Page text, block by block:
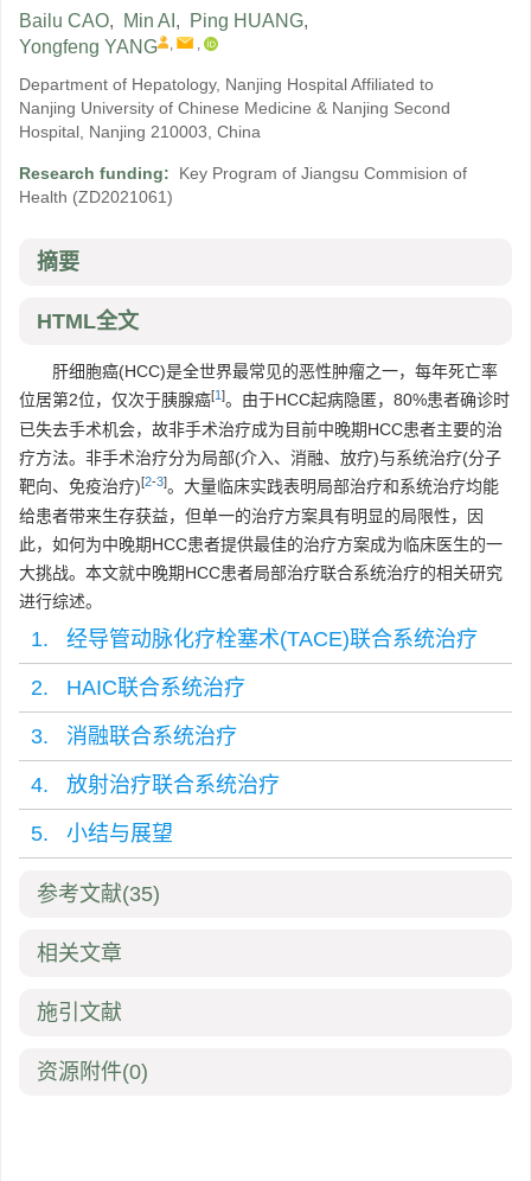
Bailu CAO, Min AI , Ping HUANG,
Yongfeng YANG
, ,
Department of Hepatology, Nanjing Hospital Affiliated to
Nanjing University of Chinese Medicine & Nanjing Second
Hospital, Nanjing 210003, China
Research funding:
Key Program of Jiangsu Commision of
Health (ZD2021061)
摘要
HTML全文
肝细胞癌(HCC)是全世界最常见的恶性肿瘤之一，每年死亡率
位居第2位，仅次于胰腺癌[1]。由于HCC起病隐匿，80%患者确诊时
已失去手术机会，故非手术治疗成为目前中晚期HCC患者主要的治
疗方法。非手术治疗分为局部(介入、消融、放疗)与系统治疗(分子
靶向、免疫治疗)[2-3]。大量临床实践表明局部治疗和系统治疗均能
给患者带来生存获益，但单一的治疗方案具有明显的局限性，因
此，如何为中晚期HCC患者提供最佳的治疗方案成为临床医生的一
大挑战。本文就中晚期HCC患者局部治疗联合系统治疗的相关研究
进行综述。
1. 经导管动脉化疗栓塞术(TACE)联合系统治疗
2. HAIC联合系统治疗
3. 消融联合系统治疗
4. 放射治疗联合系统治疗
5. 小结与展望
参考文献(35)
相关文章
施引文献
资源附件(0)